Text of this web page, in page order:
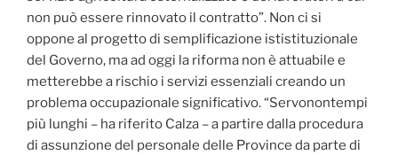
non può essere rinnovato il contratto”. Non ci si
oppone al progetto di semplificazione ististituzionale
del Governo, ma ad oggi la riforma non è attuabile e
metterebbe a rischio i servizi essenziali creando un
problema occupazionale significativo. “Servonontempi
più lunghi – ha riferito Calza – a partire dalla procedura
di assunzione del personale delle Province da parte di